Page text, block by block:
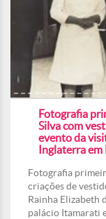
Fotografia
Silva com
evento da
Inglaterra em
Fotografia
criações de
Rainha Elizabeth
palácio Itamarati